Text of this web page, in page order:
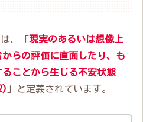
、「現実のあるいは想像上
らの評価に直面したり、も
ことから生じる不安状態
」と定義されています。